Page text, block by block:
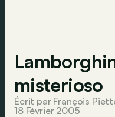
misterioso
Écrit par François
18 Février 2005